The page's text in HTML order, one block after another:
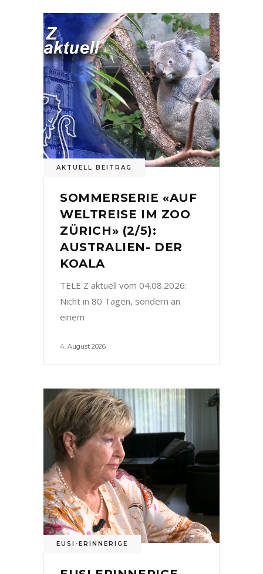
AKTUELL BEITRAG
SOMMERSERIE «AUF
WELTREISE IM ZOO
ZÜRICH» (2/5):
AUSTRALIEN- DER
KOALA
TELE Z aktuell vom 04.08.2026:
Nicht in 80 Tagen, sondern an
einem
4. August 2026
EUSI-ERINNERIGE